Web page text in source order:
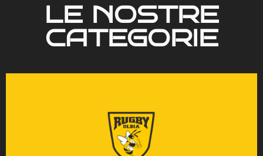
LE NOSTRE
CATEGORIE
Il rugby come gioco,